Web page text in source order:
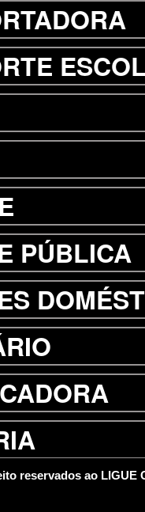
PÚBLICA
reservados ao LIGUE